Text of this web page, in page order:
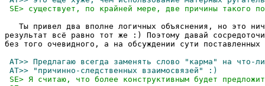
Ты привел два вполне логичных объяснения, но это
результат всё равно тот же :) Поэтому давай
без того очевидного, а на обсуждении сути поставленных